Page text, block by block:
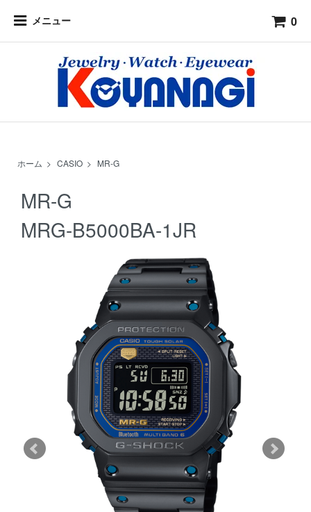
メニュー 0
ホーム > CASIO > MR-G
MR-G
MRG-B5000BA-1JR